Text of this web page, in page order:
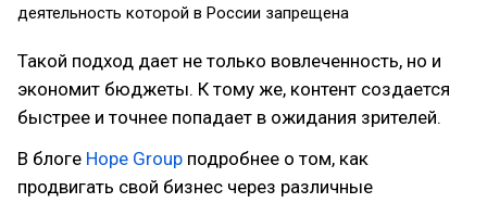
деятельность которой в России запрещена
Такой подход дает не только вовлеченность, но и
экономит бюджеты. К тому же, контент создается
быстрее и точнее попадает в ожидания зрителей.
В блоге Hope Group подробнее о том, как
продвигать свой бизнес через различные